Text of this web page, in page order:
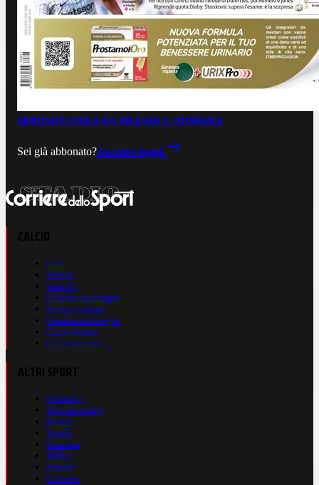
ABBONATI ORA A €0,99LEGGI IL GIORNALE
Sei già abbonato?Accedi e leggi
Live
Serie A
Serie B
Champions League
Europa League
Conference League
Calcio Estero
Calciomercato
Formula 1
Motomondiale
Basket
Tennis
Running
Volley
eSports
Ciclismo